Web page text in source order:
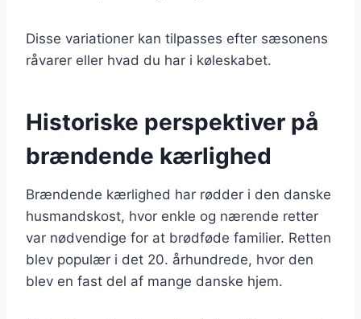
Disse variationer kan tilpasses efter sæsonens
råvarer eller hvad du har i køleskabet.
Historiske perspektiver på
brændende kærlighed
Brændende kærlighed har rødder i den danske
husmandskost, hvor enkle og nærende retter
var nødvendige for at brødføde familier. Retten
blev populær i det 20. århundrede, hvor den
blev en fast del af mange danske hjem.